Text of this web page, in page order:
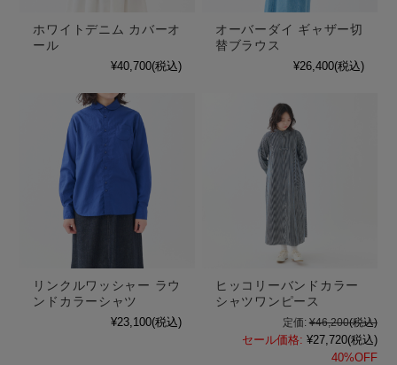
ホワイトデニム カバーオ
ール
¥40,700(税込)
オーバーダイ ギャザー切
替ブラウス
¥26,400(税込)
リンクルワッシャー ラウ
ンドカラーシャツ
¥23,100(税込)
ヒッコリーバンドカラー
シャツワンピース
定価: ¥46,200(税込)
セール価格: ¥27,720(税込)
40%OFF